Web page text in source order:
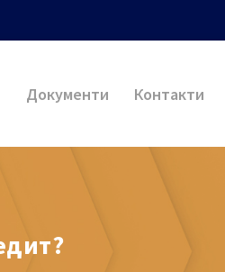
Документи Контакти